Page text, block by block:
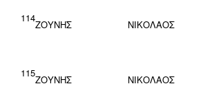
114
ΖΟΥΝΗΣ ΝΙΚΟΛΑΟΣ
115
ΖΟΥΝΗΣ ΝΙΚΟΛΑΟΣ